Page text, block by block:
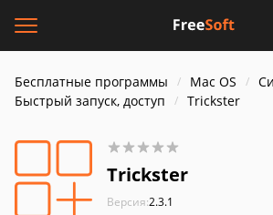
Бесплатные программы Mac OS
Быстрый запуск, доступ
Trickster
Trickster
Версия:2.3.1